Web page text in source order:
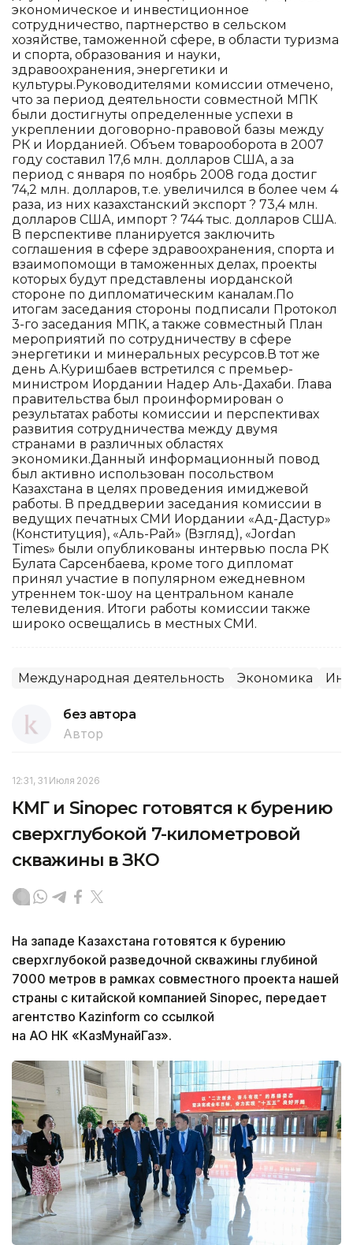
экономическое и инвестиционное
сотрудничество, партнерство в сельском
хозяйстве, таможенной сфере, в области туризма
и спорта, образования и науки,
здравоохранения, энергетики и
культуры.Руководителями комиссии отмечено,
что за период деятельности совместной МПК
были достигнуты определенные успехи в
укреплении договорно-правовой базы между
РК и Иорданией. Объем товарооборота в 2007
году составил 17,6 млн. долларов США, а за
период с января по ноябрь 2008 года достиг
74,2 млн. долларов, т.е. увеличился в более чем 4
раза, из них казахстанский экспорт ? 73,4 млн.
долларов США, импорт ? 744 тыс. долларов США.
В перспективе планируется заключить
соглашения в сфере здравоохранения, спорта и
взаимопомощи в таможенных делах, проекты
которых будут представлены иорданской
стороне по дипломатическим каналам.По
итогам заседания стороны подписали Протокол
3-го заседания МПК, а также совместный План
мероприятий по сотрудничеству в сфере
энергетики и минеральных ресурсов.В тот же
день А.Куришбаев встретился с премьер-
министром Иордании Надер Аль-Дахаби. Глава
правительства был проинформирован о
результатах работы комиссии и перспективах
развития сотрудничества между двумя
странами в различных областях
экономики.Данный информационный повод
был активно использован посольством
Казахстана в целях проведения имиджевой
работы. В преддверии заседания комиссии в
ведущих печатных СМИ Иордании «Ад-Дастур»
(Конституция), «Аль-Рай» (Взгляд), «Jordan
Times» были опубликованы интервью посла РК
Булата Сарсенбаева, кроме того дипломат
принял участие в популярном ежедневном
утреннем ток-шоу на центральном канале
телевидения. Итоги работы комиссии также
широко освещались в местных СМИ.
Международная деятельность Экономика
без автора
Автор
12:31, 31 Июля 2026
КМГ и Sinopec готовятся к бурению
сверхглубокой 7-километровой
скважины в ЗКО
На западе Казахстана готовятся к бурению
сверхглубокой разведочной скважины глубиной
7000 метров в рамках совместного проекта нашей
страны с китайской компанией Sinopec, передает
агентство Kazinform со ссылкой
на АО НК «КазМунайГаз».